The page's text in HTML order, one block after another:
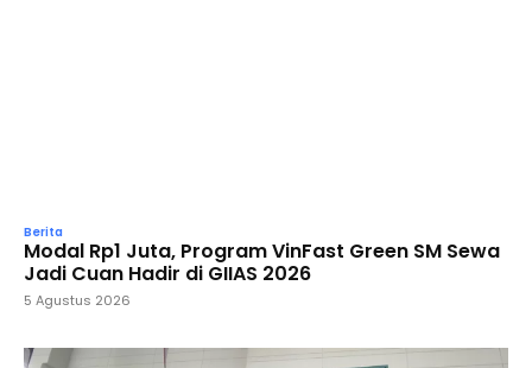
Berita
Modal Rp1 Juta, Program VinFast Green SM Sewa
Jadi Cuan Hadir di GIIAS 2026
5 Agustus 2026